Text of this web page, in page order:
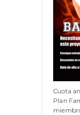
Cuota
Plan